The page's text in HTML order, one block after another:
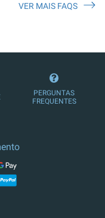
VER MAIS FAQS
PERGUNTAS
FREQUENTES